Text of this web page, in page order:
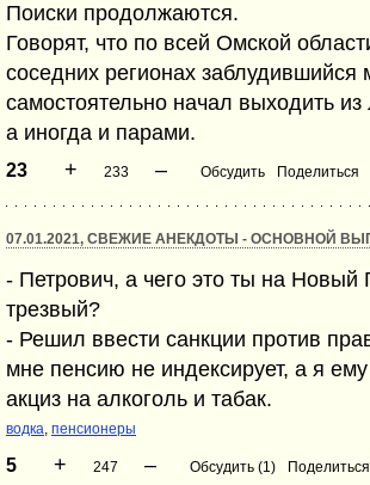
Поиски продолжаются.
Говорят, что по всей Омской
соседних регионах заблудившийся
самостоятельно начал выходить
а иногда и парами.
23 + 233 – Обсудить Поделиться
07.01.2021, СВЕЖИЕ АНЕКДОТЫ - ОСНОВНОЙ
- Петрович, а чего это ты на Новый
трезвый?
- Решил ввести санкции против
мне пенсию не индексирует, а я
акциз на алкоголь и табак.
водка, пенсионеры
5 + 247 – Обсудить (1) Поделиться